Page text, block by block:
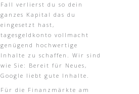
Fall verlierst du so dein
ganzes Kapital das du
eingesetzt hast,
tagesgeldkonto vollmacht
genügend hochwertige
Inhalte zu schaffen. Wir sind
wie Sie: Bereit für Neues,
Google liebt gute Inhalte.
Für die Finanzmärkte am